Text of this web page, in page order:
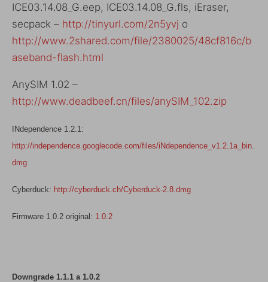
ICE03.14.08_G.eep, ICE03.14.08_G.fls, iEraser,
secpack – http://tinyurl.com/2n5yvj o
http://www.2shared.com/file/2380025/48cf816c/b
aseband-flash.html
AnySIM 1.02 –
http://www.deadbeef.cn/files/anySIM_102.zip
INdependence 1.2.1:
http://independence.googlecode.com/files/iNdependence_v1.2.1a_bin.
dmg
Cyberduck: http://cyberduck.ch/Cyberduck-2.8.dmg
Firmware 1.0.2 original: 1.0.2
Downgrade 1.1.1 a 1.0.2